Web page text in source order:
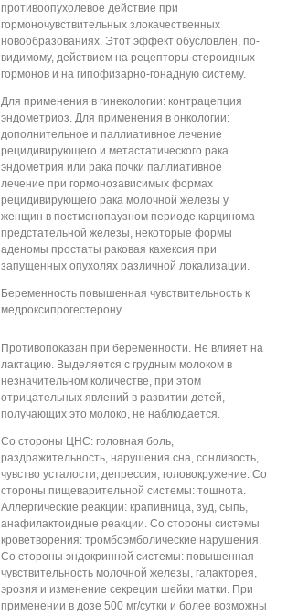
противоопухолевое действие при
гормоночувствительных злокачественных
новообразованиях. Этот эффект обусловлен, по-
видимому, действием на рецепторы стероидных
гормонов и на гипофизарно-гонадную систему.
Для применения в гинекологии: контрацепция
эндометриоз. Для применения в онкологии:
дополнительное и паллиативное лечение
рецидивирующего и метастатического рака
эндометрия или рака почки паллиативное
лечение при гормонозависимых формах
рецидивирующего рака молочной железы у
женщин в постменопаузном периоде карцинома
предстательной железы, некоторые формы
аденомы простаты раковая кахексия при
запущенных опухолях различной локализации.
Беременность повышенная чувствительность к
медроксипрогестерону.
Противопоказан при беременности. Не влияет на
лактацию. Выделяется с грудным молоком в
незначительном количестве, при этом
отрицательных явлений в развитии детей,
получающих это молоко, не наблюдается.
Со стороны ЦНС: головная боль,
раздражительность, нарушения сна, сонливость,
чувство усталости, депрессия, головокружение. Со
стороны пищеварительной системы: тошнота.
Аллергические реакции: крапивница, зуд, сыпь,
анафилактоидные реакции. Со стороны системы
кроветворения: тромбоэмболические нарушения.
Со стороны эндокринной системы: повышенная
чувствительность молочной железы, галакторея,
эрозия и изменение секреции шейки матки. При
применении в дозе 500 мг/сутки и более возможны